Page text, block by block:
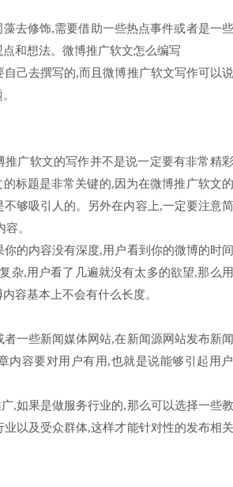
去修饰,需要借助一些热点事件或者是一
和想法。微博推广软文怎么编写
己去撰写的,而且微博推广软文写作可以
广软文的写作并不是说一定要有非常精
标题是非常关键的,因为在微博推广软文
够吸引人的。另外在内容上,一定要注意
。
的内容没有深度,用户看到你的微博的时
杂,用户看了几遍就没有太多的欲望,那么
容基本上不会有什么长度。
一些新闻媒体网站,在新闻源网站发布新
内容要对用户有用,也就是说能够引起用
,如果是做服务行业的,那么可以选择一些
以及受众群体,这样才能针对性的发布相